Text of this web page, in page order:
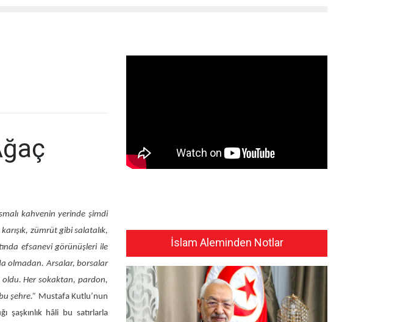
kahvenin yerinde şimdi
zümrüt gibi salatalık,
efsanevi görünüşleri ile
olmadan. Arsalar, borsalar
oldu. Her sokaktan, pardon,
şehre.” Mustafa Kutlu’nun
şaşkınlık hâli bu satırlarla
İslam Aleminden Notlar